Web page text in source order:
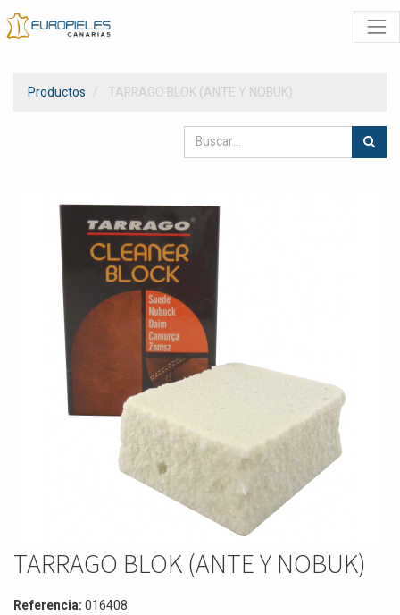
Productos TARRAGO BLOK (ANTE Y NOBUK)
TARRAGO BLOK (ANTE Y NOBUK)
Referencia:016408